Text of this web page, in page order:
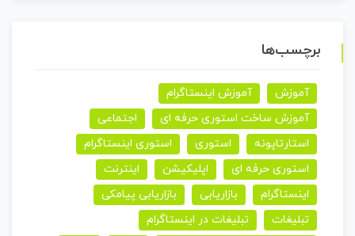
برچسب‌ها
آموزش
آموزش اینستاگرام
آموزش ساخت استوری حرفه ای
اجتماعی
استارتاپونه
استوری
استوری اینستاگرام
استوری حرفه ای
اپلیکیشن
اینترنت
اینستاگرام
بازاریابی
بازاریابی پیامکی
تبلیغات
تبلیغات در اینستاگرام